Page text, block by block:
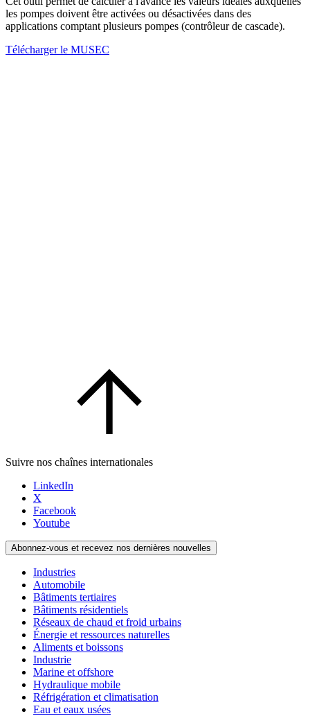
les pompes doivent être activées ou désactivées dans des
applications comptant plusieurs pompes (contrôleur de cascade).
Télécharger le MUSEC
Suivre nos chaînes internationales
LinkedIn
X
Facebook
Youtube
Abonnez-vous et recevez nos dernières nouvelles
Industries
Automobile
Bâtiments tertiaires
Bâtiments résidentiels
Réseaux de chaud et froid urbains
Énergie et ressources naturelles
Aliments et boissons
Industrie
Marine et offshore
Hydraulique mobile
Réfrigération et climatisation
Eau et eaux usées